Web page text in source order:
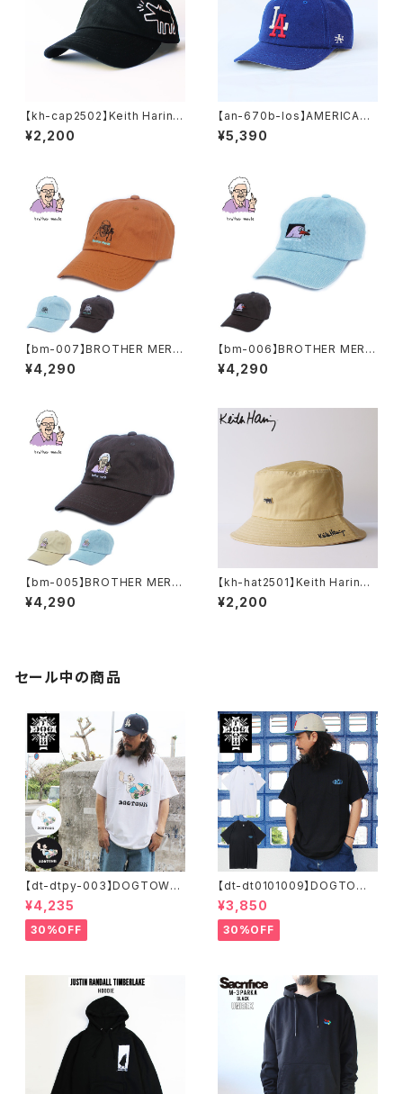
【kh-cap2502】Keith Haring
キースヘリング アート 刺繍 ア
ート ローキャップ 帽子 メンズキ
かわいい 可愛い 黒 ブラック ア
ウトドア 人気 ブランド 中学生
高校生 大人
¥2,200
【an-670b-los】AMERICAN
NEEDLE アメリカンニードル M
INOR LEAGUE BASEBALL C
ズ レディース キャップ ユニセッ
クス
¥5,390
【bm-007】BROTHER MERL
E ( ブラザーマール ) ブラザーマ
ール キャップ Reggie emb D
セックス
¥4,290
【bm-006】BROTHER MERL
E ( ブラザーマール ) ブラザーマ
ール キャップ Bird emb DAD
クス
¥4,290
【bm-005】BROTHER MERL
E ( ブラザーマール ) ブラザーマ
ール キャップ BROTHER MER
¥4,290
【kh-hat2501】Keith Haring
キースヘリング アートロゴ メタ
ルバッジ バケットハット メンズ
¥2,200
セール中の商品
【dt-dtpy-003】DOGTOWN
ドッグタウン POPEYE SKATE
S/S T-SHIRTS ポパイ 半袖 シ
ョートスリーブT 大きいサイズ
半袖 M L XL 大きめ デザイン
¥4,235
30%OFF
【dt-dt0101009】DOGTOWN
ドッグタウン D.T.S. POCKET
S/S T-SHIRTS 半袖 ショート
スリーブT 大きいサイズ 半袖 M
L XL 大きめ デザイン プリント
¥3,850
30%OFF